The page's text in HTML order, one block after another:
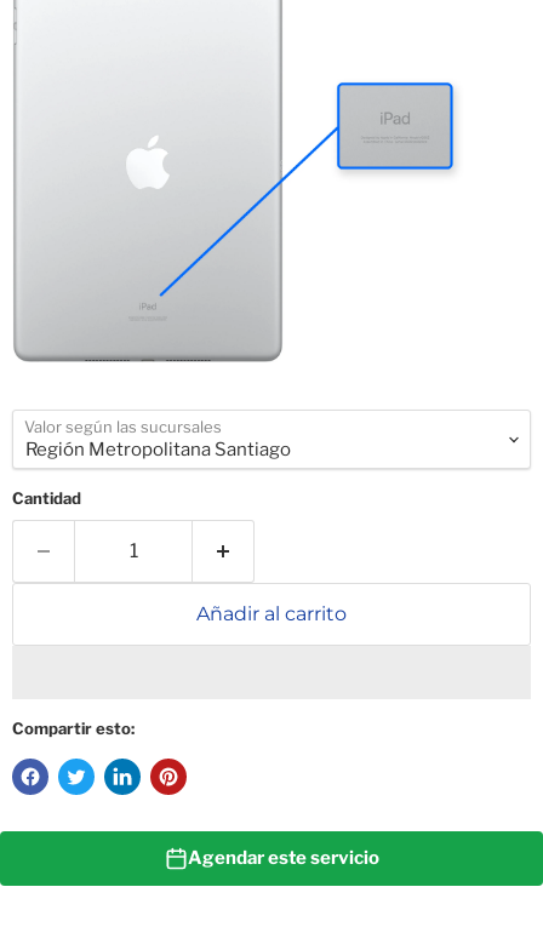
Valor según las sucursales
Cantidad
Añadir al carrito
Compartir esto:
Agendar este servicio